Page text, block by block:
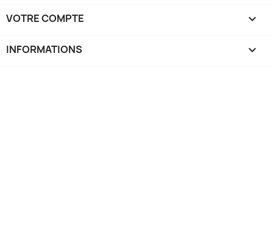
VOTRE COMPTE 
INFORMATIONS keyboard_arrow_down